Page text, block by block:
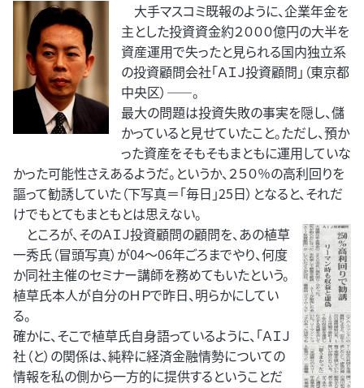
大手マスコミ既報のように、企業年金を
主とした投資資金約２０００億円の大半を
資産運用で失ったと見られる国内独立系
の投資顧問会社「ＡＩＪ投資顧問」（東京都
中央区）――。
最大の問題は投資失敗の事実を隠し、儲
かっていると見せていたこと。ただし、預か
った資産をそもそもまともに運用していな
かった可能性さえあるようだ。というか、２５０％の高利回りを
謳って勧誘していた（下写真＝「毎日」25日）となると、それだ
けでもとてもまともとは思えない。
ところが、そのＡＩＪ投資顧問の顧問を、あの植草
一秀氏（冒頭写真）が04～06年ごろまでやり、何度
か同社主催のセミナー講師を務めてもいたという。
植草氏本人が自分のＨＰで昨日、明らかにしてい
る。
確かに、そこで植草氏自身語っているように、「ＡＩＪ
社（と）の関係は、純粋に経済金融情勢についての
情報を私の側から一方的に提供するということだ